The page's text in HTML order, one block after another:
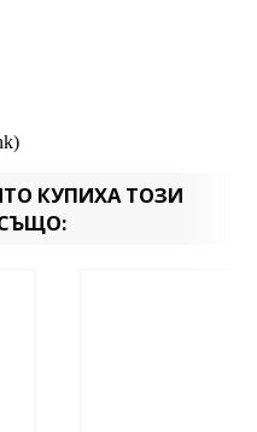
КУПИХА ТОЗИ